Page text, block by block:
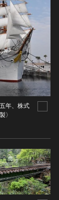
年、株式
所製〉